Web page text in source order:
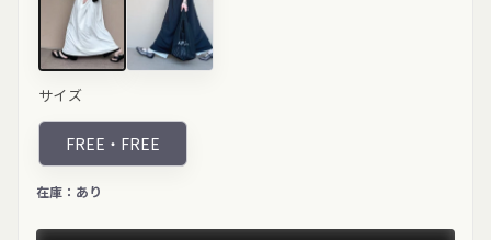
class="product-
variant-
picker__image"
width="200"
height="200"
loading="lazy">
variant-
picker__image"
width="200"
height="200"
サイズ
FREE・ FREE
在庫： あり